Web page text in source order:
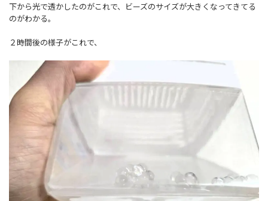
下から光で透かしたのがこれで、ビーズのサイズが大きくなってきてる
のがわかる。
２時間後の様子がこれで、